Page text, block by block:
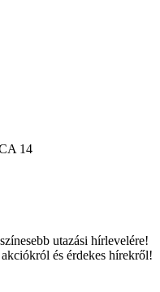
14
utazási hírlevelére!
és érdekes hírekről!